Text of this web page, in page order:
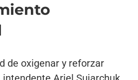
de oxigenar y reforzar